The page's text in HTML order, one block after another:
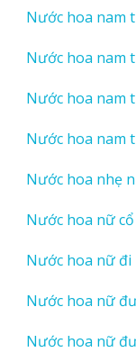
Nước hoa nam
Nước hoa nam
Nước hoa nam
Nước hoa nam
Nước hoa nhẹ
Nước hoa nữ
Nước hoa nữ đi
Nước hoa nữ
Nước hoa nữ